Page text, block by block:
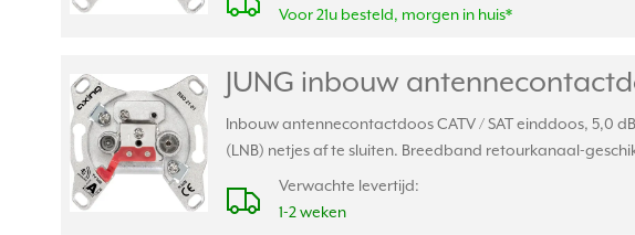
Voor 21u besteld, morgen in huis*
JUNG inbouw
Inbouw antennecontactdoos CATV / SAT einddoos, 5,0
(LNB) netjes af te sluiten. Breedband retourkanaal-
Verwachte levertijd:
1-2 weken